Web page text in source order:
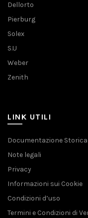
Dellorto
Pierburg
Solex
S.U
Weber
Zenith
LINK UTILI
Documentazione Storica
Note legali
Privacy
Informazioni sui Cookie
Condizioni d’uso
Termini e Condizioni di